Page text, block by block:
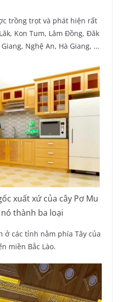
trồng trọt và phát hiện rất
Kon Tum, Lâm Đồng, Đăk
Nghệ An, Hà Giang, …
xuất xứ của cây Pơ Mu
thành ba loại
ở các tỉnh nằm phía Tây của
miền Bắc Lào.